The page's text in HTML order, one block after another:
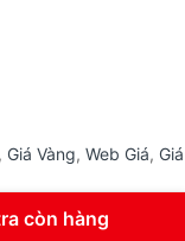
còn hàng
, Giá Vàng, Web Giá, Giá
Tràng An.